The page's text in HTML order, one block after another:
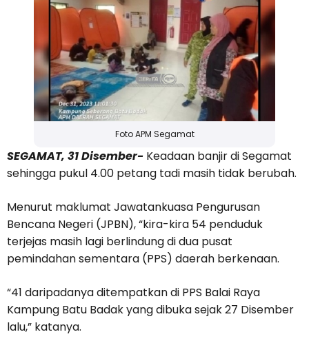
Foto APM Segamat
SEGAMAT, 31 Disember- Keadaan banjir di Segamat
sehingga pukul 4.00 petang tadi masih tidak berubah.
Menurut maklumat Jawatankuasa Pengurusan
Bencana Negeri (JPBN), “kira-kira 54 penduduk
terjejas masih lagi berlindung di dua pusat
pemindahan sementara (PPS) daerah berkenaan.
“41 daripadanya ditempatkan di PPS Balai Raya
Kampung Batu Badak yang dibuka sejak 27 Disember
lalu,” katanya.